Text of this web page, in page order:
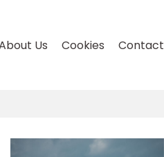
Us Cookies Contact